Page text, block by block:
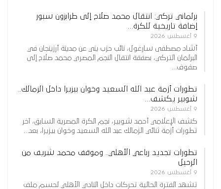
برلماني تركي: انتقال محمد صلاح إلى طرابزون سبور
إضافة تاريخية للكرة…
9 أغسطس 2026
أشاد مصطفى سارغول، نائب حزب يني عن مدينة أرزينجان في
البرلمان التركي، بصفقة انتقال النجم المصري محمد صلاح إلى
صفوف…
تطورات أزمة عبد الله السعيد وخوان بيزيرا داخل الزمالك..
شوبير يكشف…
9 أغسطس 2026
كشف الإعلامي أحمد شوبير، نجم الكرة المصرية السابق، آخر
تطورات أزمة ثنائي الزمالك عبد الله السعيد وخوان بيزيرا، بعد…
تطورات تجديد رباعي الأهلي.. وموقف محمد شريف من
الرحيل
9 أغسطس 2026
تشهد الفترة الحالية تحركات داخل النادي الأهلي لحسم ملف